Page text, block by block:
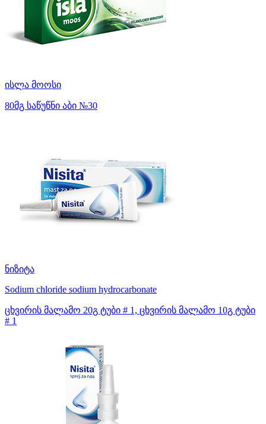
ისლა მოოსი
80მგ საწუწნი აბი №30
ნიზიტა
Sodium chloride sodium hydrocarbonate
ცხვირის მალამო 20გ ტუბი # 1, ცხვირის მალამო 10გ ტუბი
# 1